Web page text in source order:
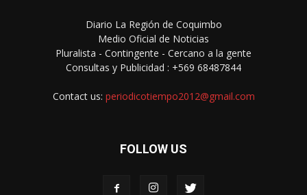
Diario La Región de Coquimbo
Medio Oficial de Noticias
Pluralista - Contingente - Cercano a la gente
Consultas y Publicidad : +569 68487844
Contact us: periodicotiempo2012@gmail.com
FOLLOW US